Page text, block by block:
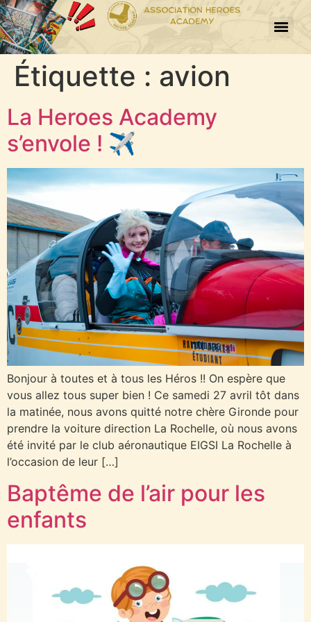
Étiquette : avion
La Heroes Academy
s’envole ! ✈
Bonjour à toutes et à tous les Héros !! On espère que
vous allez tous super bien ! Ce samedi 27 avril tôt dans
la matinée, nous avons quitté notre chère Gironde pour
prendre la voiture direction La Rochelle, où nous avons
été invité par le club aéronautique EIGSI La Rochelle à
l’occasion de leur […]
Baptême de l’air pour les
enfants